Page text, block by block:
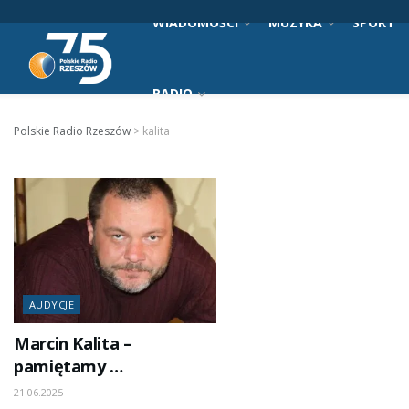
WIADOMOŚCI MUZYKA SPORT
RADIO
Polskie Radio Rzeszów > kalita
AUDYCJE
Marcin Kalita –
pamiętamy …
21.06.2025